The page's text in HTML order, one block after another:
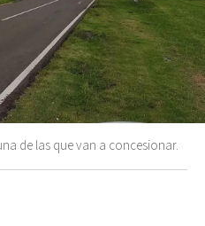
de las que van a concesionar.